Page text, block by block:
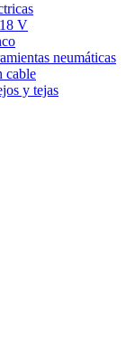
V
neumáticas
cable
y tejas